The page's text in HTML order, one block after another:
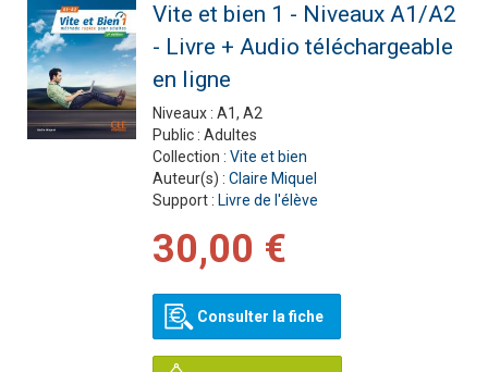
Vite et bien 1 - Niveaux A1/A2
- Livre + Audio téléchargeable
en ligne
Niveaux : A1, A2
Public : Adultes
Collection : Vite et bien
Auteur(s) : Claire Miquel
Support : Livre de l'élève
30,00 €
Consulter la fiche